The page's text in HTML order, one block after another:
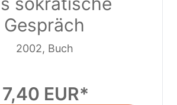
Gespräch
2002, Buch
7,40 EUR